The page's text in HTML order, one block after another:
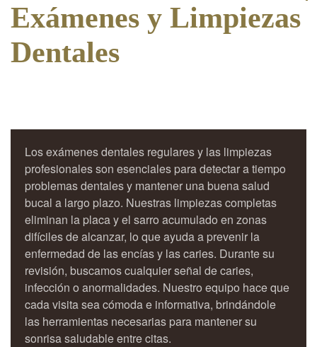
Exámenes y Limpiezas
Dentales
Los exámenes dentales regulares y las limpiezas
profesionales son esenciales para detectar a tiempo
problemas dentales y mantener una buena salud
bucal a largo plazo. Nuestras limpiezas completas
eliminan la placa y el sarro acumulado en zonas
difíciles de alcanzar, lo que ayuda a prevenir la
enfermedad de las encías y las caries. Durante su
revisión, buscamos cualquier señal de caries,
infección o anormalidades. Nuestro equipo hace que
cada visita sea cómoda e informativa, brindándole
las herramientas necesarias para mantener su
sonrisa saludable entre citas.